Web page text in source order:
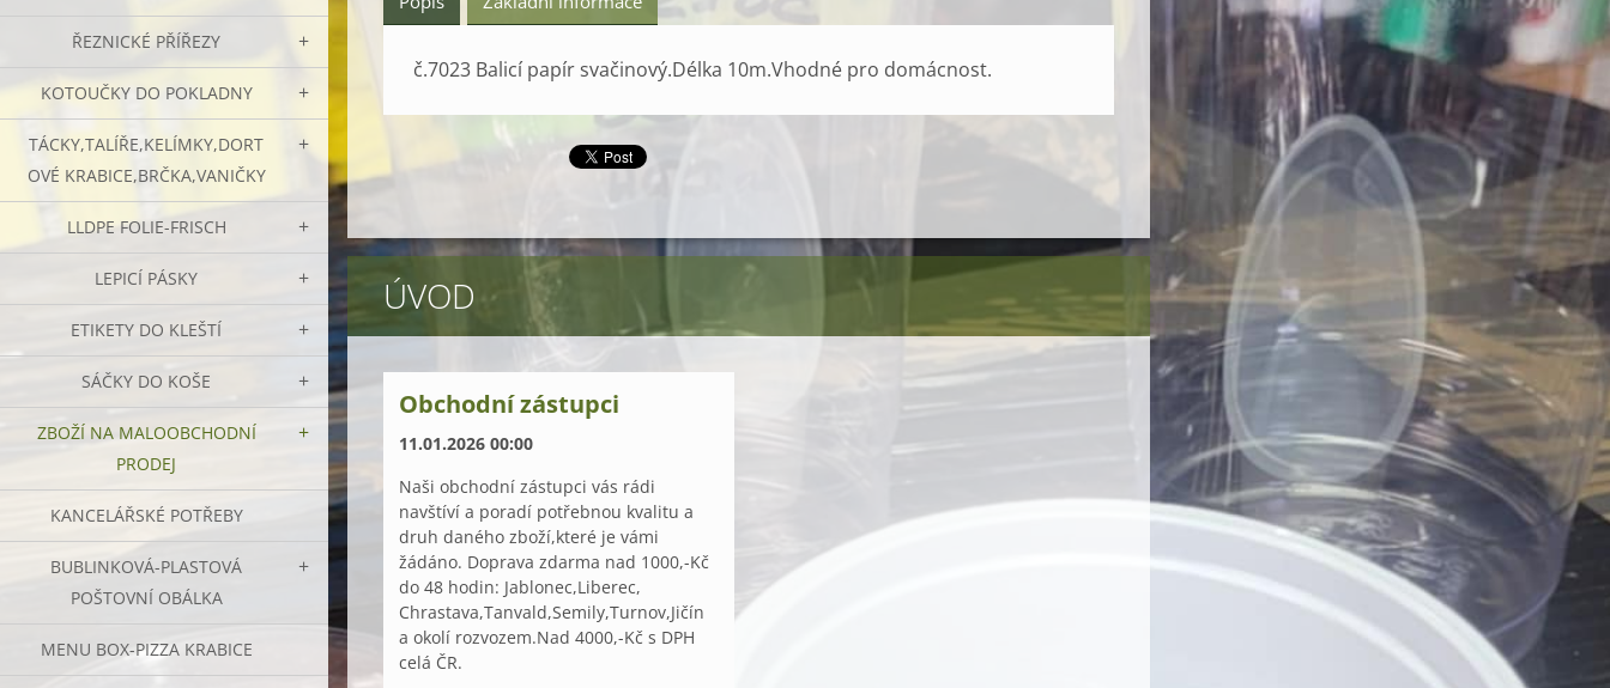
ŘEZNICKÉ PŘÍŘEZY
KOTOUČKY DO POKLADNY
TÁCKY,TALÍŘE,KELÍMKY,DORT
OVÉ KRABICE,BRČKA,VANIČKY
LLDPE FOLIE-FRISCH
LEPICÍ PÁSKY
ETIKETY DO KLEŠTÍ
SÁČKY DO KOŠE
ZBOŽÍ NA MALOOBCHODNÍ
PRODEJ
KANCELÁŘSKÉ POTŘEBY
BUBLINKOVÁ-PLASTOVÁ
POŠTOVNÍ OBÁLKA
MENU BOX-PIZZA KRABICE
č.7023 Balicí papír svačinový.Délka 10m.Vhodné pro domácnost.
ÚVOD
Obchodní zástupci
11.01.2026 00:00
Naši obchodní zástupci vás rádi
navštíví a poradí potřebnou kvalitu a
druh daného zboží,které je vámi
žádáno. Doprava zdarma nad 1000,-Kč
do 48 hodin: Jablonec,Liberec,
Chrastava,Tanvald,Semily,Turnov,Jičín
a okolí rozvozem.Nad 4000,-Kč s DPH
celá ČR.